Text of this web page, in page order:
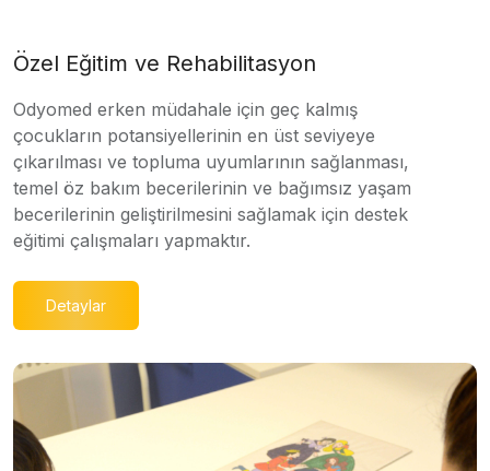
Özel Eğitim ve Rehabilitasyon
Odyomed erken müdahale için geç kalmış
çocukların potansiyellerinin en üst seviyeye
çıkarılması ve topluma uyumlarının sağlanması,
temel öz bakım becerilerinin ve bağımsız yaşam
becerilerinin geliştirilmesini sağlamak için destek
eğitimi çalışmaları yapmaktır.
Detaylar